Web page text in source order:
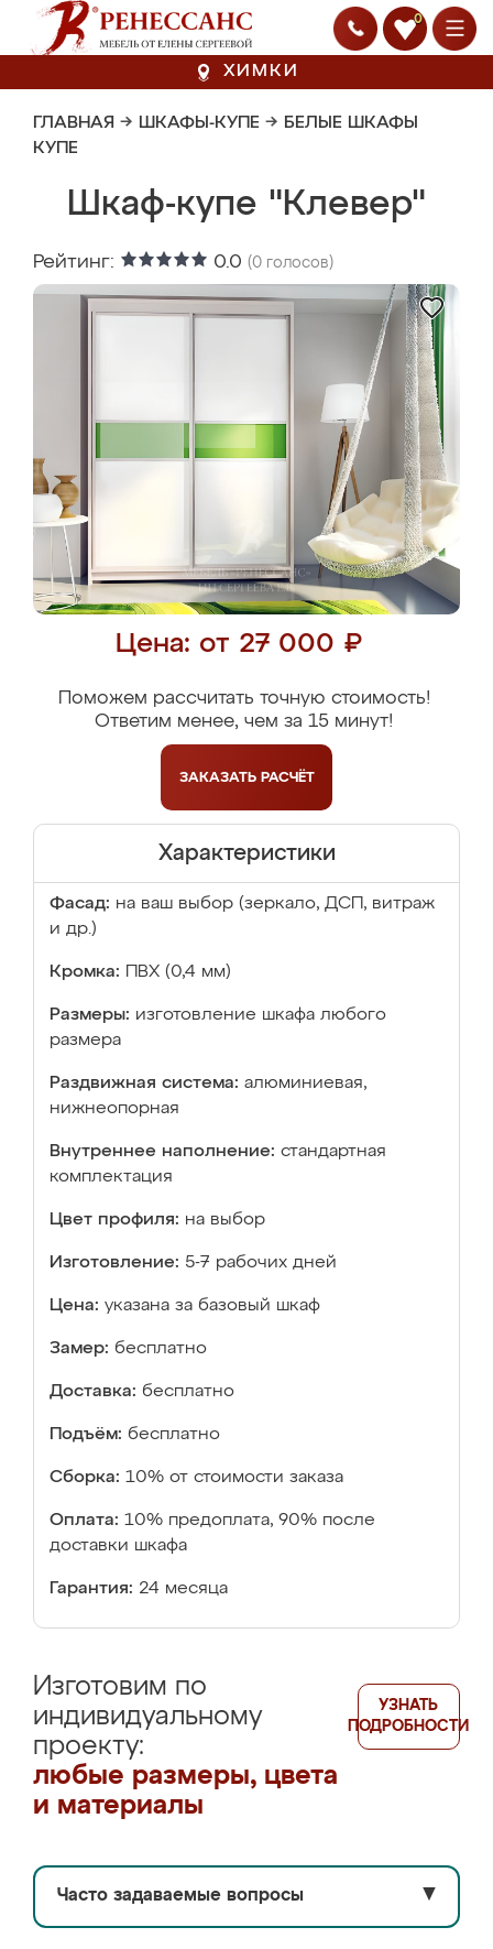
0
ХИМКИ
ГЛАВНАЯ → ШКАФЫ-КУПЕ → БЕЛЫЕ ШКАФЫ
КУПЕ
Шкаф-купе "Клевер"
Рейтинг: 0.0 (0 голосов)
Цена: от 27 000 ₽
Поможем рассчитать точную стоимость!
Ответим менее, чем за 15 минут!
ЗАКАЗАТЬ РАСЧЁТ
Характеристики
Фасад: на ваш выбор (зеркало, ДСП, витраж
и др.)
Кромка: ПВХ (0,4 мм)
Размеры: изготовление шкафа любого
размера
Раздвижная система: алюминиевая,
нижнеопорная
Внутреннее наполнение: стандартная
комплектация
Цвет профиля: на выбор
Изготовление: 5-7 рабочих дней
Цена: указана за базовый шкаф
Замер: бесплатно
Доставка: бесплатно
Подъём: бесплатно
Сборка: 10% от стоимости заказа
Оплата: 10% предоплата, 90% после
доставки шкафа
Гарантия: 24 месяца
Изготовим по
индивидуальному
проекту:
любые размеры, цвета
и материалы
УЗНАТЬ
ПОДРОБНОСТИ
Часто задаваемые вопросы ▼